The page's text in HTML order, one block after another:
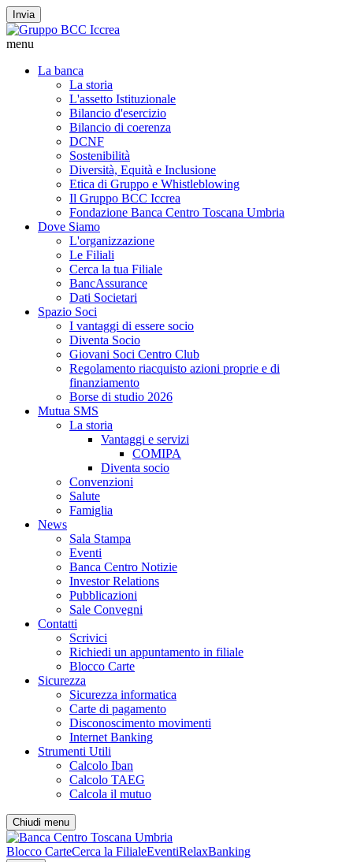
Invia
menu
La banca
La storia
L'assetto Istituzionale
Bilancio d'esercizio
Bilancio di coerenza
DCNF
Sostenibilità
Diversità, Equità e Inclusione
Etica di Gruppo e Whistleblowing
Il Gruppo BCC Iccrea
Fondazione Banca Centro Toscana Umbria
Dove Siamo
L'organizzazione
Le Filiali
Cerca la tua Filiale
BancAssurance
Dati Societari
Spazio Soci
I vantaggi di essere socio
Diventa Socio
Giovani Soci Centro Club
Regolamento riacquisto azioni proprie e di
finanziamento
Borse di studio 2026
Mutua SMS
La storia
Vantaggi e servizi
COMIPA
Diventa socio
Convenzioni
Salute
Famiglia
News
Sala Stampa
Eventi
Banca Centro Notizie
Investor Relations
Pubblicazioni
Sale Convegni
Contatti
Scrivici
Richiedi un appuntamento in filiale
Blocco Carte
Sicurezza
Sicurezza informatica
Carte di pagamento
Disconoscimento movimenti
Internet Banking
Strumenti Utili
Calcolo Iban
Calcolo TAEG
Calcola il mutuo
Chiudi menu
Blocco CarteCerca la FilialeEventiRelaxBanking